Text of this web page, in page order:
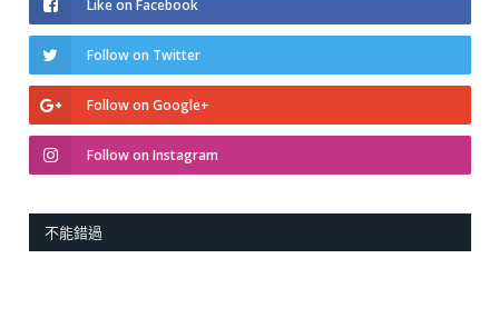
Like on Facebook
Follow on Twitter
Follow on Google+
Follow on Instagram
不能錯過